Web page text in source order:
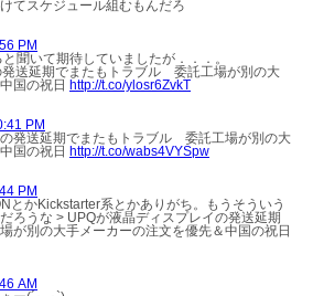
てスケジュール組むもんだろ
PM
聞いて期待していましたが．．．。
発送延期でまたもトラブル 委託工場が別の大
国の祝日 http://t.co/ylosr6ZvkT
PM
発送延期でまたもトラブル 委託工場が別の大
国の祝日 http://t.co/wabs4VYSpw
PM
とかKickstarter系とかありがち。もうそういう
ろうな > UPQが液晶ディスプレイの発送延期
別の大手メーカーの注文を優先＆中国の祝日
AM